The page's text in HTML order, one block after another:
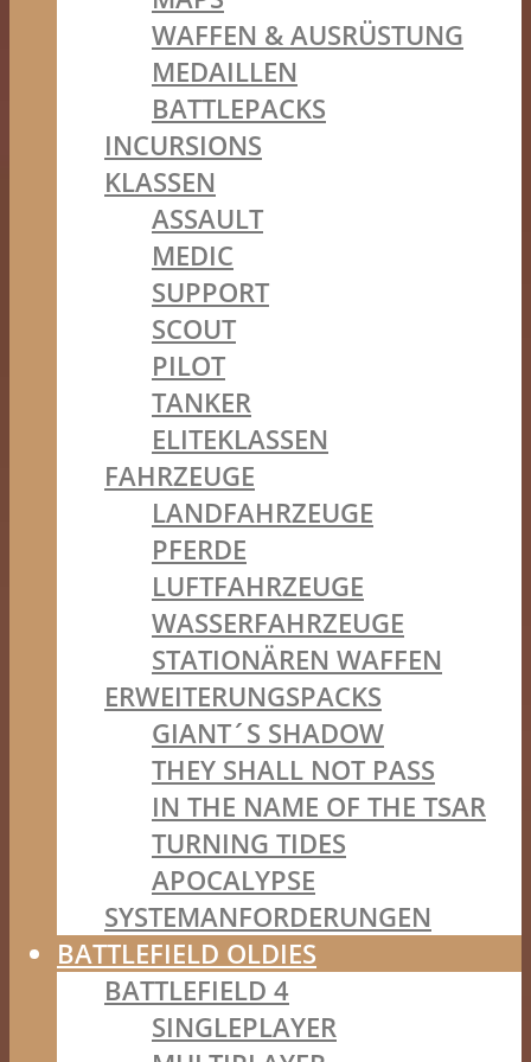
WAFFEN & AUSRÜSTUNG
MEDAILLEN
BATTLEPACKS
INCURSIONS
KLASSEN
ASSAULT
MEDIC
SUPPORT
SCOUT
PILOT
TANKER
ELITEKLASSEN
FAHRZEUGE
LANDFAHRZEUGE
PFERDE
LUFTFAHRZEUGE
WASSERFAHRZEUGE
STATIONÄREN WAFFEN
ERWEITERUNGSPACKS
GIANT´S SHADOW
THEY SHALL NOT PASS
IN THE NAME OF THE TSAR
TURNING TIDES
APOCALYPSE
SYSTEMANFORDERUNGEN
BATTLEFIELD OLDIES
BATTLEFIELD 4
SINGLEPLAYER